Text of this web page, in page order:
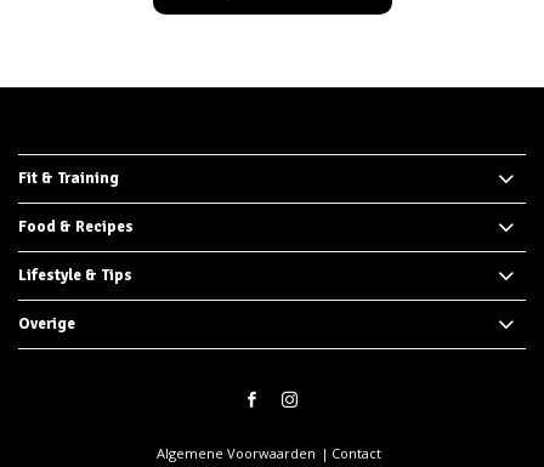
Fit & Training
Food & Recipes
Lifestyle & Tips
Overige
Algemene Voorwaarden Contact